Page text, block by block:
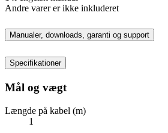
Andre varer er ikke inkluderet
Manualer, downloads, garanti og support
Specifikationer
Mål og vægt
Længde på kabel (m)
1